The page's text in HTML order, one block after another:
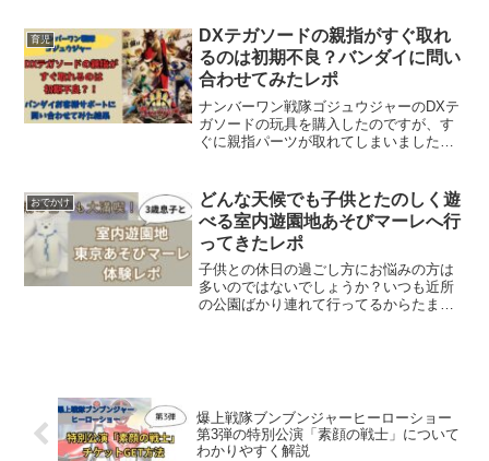
様子やコラボメニュー、来店ノベルティ
などなど気になる情報を写真と共にお伝
えいたします。
育児
DXテガソードの親指がすぐ取れ
るのは初期不良？バンダイに問い
合わせてみたレポ
ナンバーワン戦隊ゴジュウジャーのDXテ
ガソードの玩具を購入したのですが、す
ぐに親指パーツが取れてしまいました。
た。初期不良なのか、返金・交換対応は
可能なのか？問い合わせの結果をまとめ
ました。
おでかけ
どんな天候でも子供とたのしく遊
べる室内遊園地あそびマーレへ行
ってきたレポ
子供との休日の過ごし方にお悩みの方は
多いのではないでしょうか？いつも近所
の公園ばかり連れて行ってるからたまに
爆上戦隊ブンブンジャーヒーローショー
第3弾の特別公演「素顔の戦士」について
わかりやすく解説